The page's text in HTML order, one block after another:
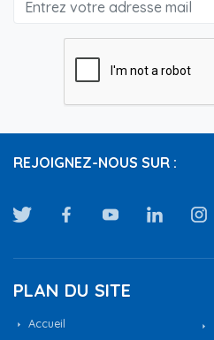
REJOIGNEZ-NOUS SUR :
PLAN DU SITE
Accueil